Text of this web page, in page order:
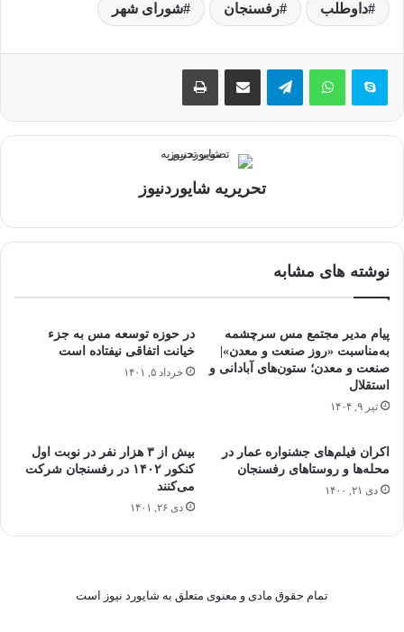
داوطلب رفسنجان شورای شهر
تلگرام اشتراک گذاری از طریق ایمیل چاپ
تحریریه شایوردنیوز
نوشته های مشابه
پیام مدیر مجتمع مس سرچشمه
به‌مناسبت «روز صنعت و معدن»|
صنعت و معدن؛ ستون‌های آبادانی و
استقلال
تیر ۹, ۱۴۰۴
در حوزه توسعه مس به جزء
خیانت اتفاقی نیفتاده است
خرداد ۵, ۱۴۰۱
اکران فیلم‌های جشنواره عمار در
محله‌ها و روستاهای رفسنجان
دی ۲۱, ۱۴۰۰
بیش از ۳ هزار نفر در نوبت اول
کنکور ۱۴۰۲ در رفسنجان شرکت
می‌کنند
دی ۲۶, ۱۴۰۱
تمام حقوق مادی و معنوی متعلق به شایورد نیوز است